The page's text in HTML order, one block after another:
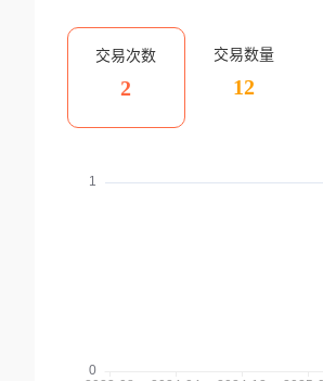
交易次数
2
交易数量
12